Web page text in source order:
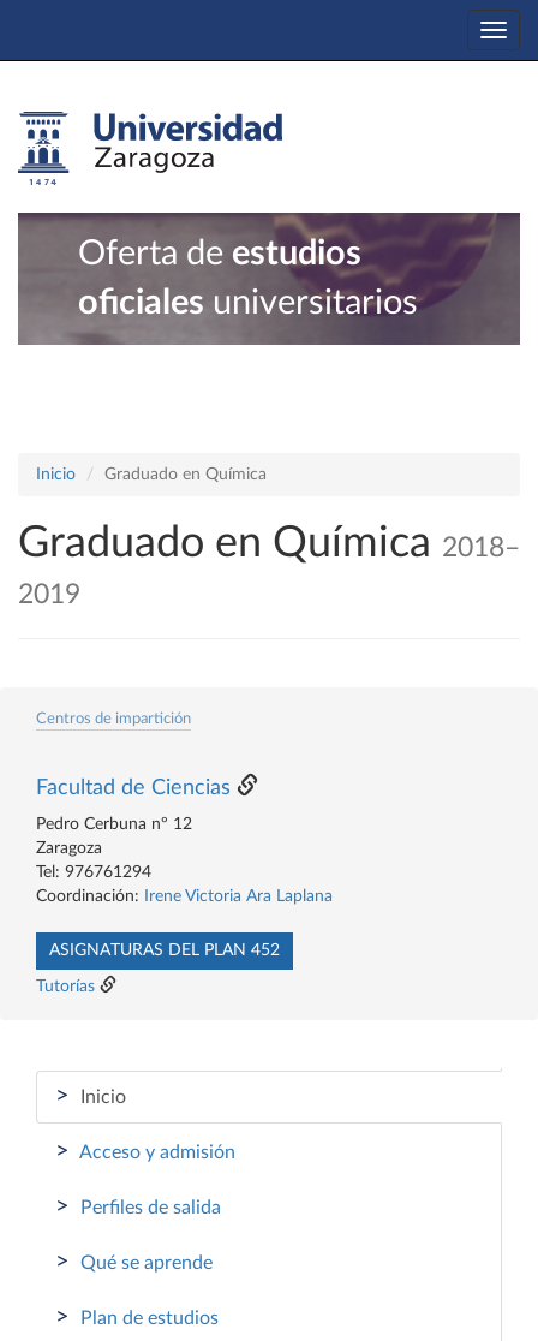
Oferta de estudios
oficiales universitarios
Inicio Graduado en Química
Graduado en Química 2018–
2019
Centros de impartición
Facultad de Ciencias
Pedro Cerbuna nº 12
Zaragoza
Tel: 976761294
Coordinación:
Irene Victoria Ara Laplana
ASIGNATURAS DEL PLAN 452
Tutorías
> Inicio
> Acceso y admisión
> Perfiles de salida
> Qué se aprende
> Plan de estudios